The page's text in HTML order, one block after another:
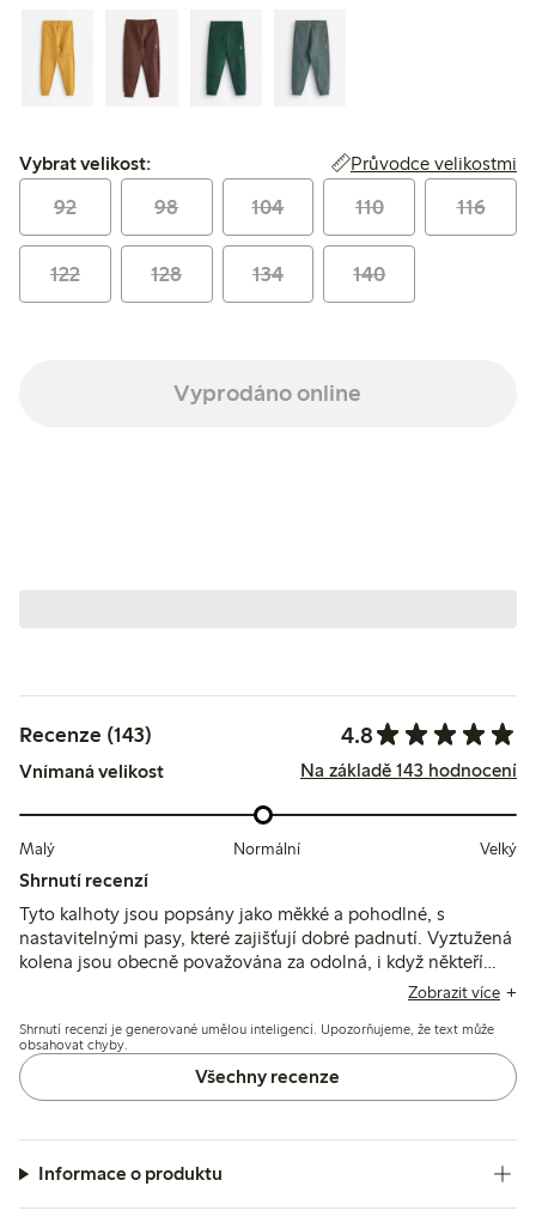
Vybrat velikost:
Vybrat velikost: Průvodce velikostmi
92 98 104 110 116
122 128 134 140
Vyprodáno online
Recenze (143) 4.8
Vnímaná velikost Na základě 143 hodnocení
Malý Normální Velký
Shrnutí recenzí
Tyto kalhoty jsou popsány jako měkké a pohodlné, s
nastavitelnými pasy, které zajišťují dobré padnutí. Vyztužená
kolena jsou obecně považována za odolná, i když někteří
zmiňují rychlejší opotřebení nebo díry po aktivním
běžných velikostí.
Zobrazit více
Shrnutí recenzí je generované umělou inteligencí. Upozorňujeme, že text může
obsahovat chyby.
Všechny recenze
Informace o produktu